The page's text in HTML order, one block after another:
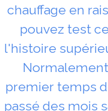
chauffage en
pouvez test
l'histoire
premier temps
passé des mois